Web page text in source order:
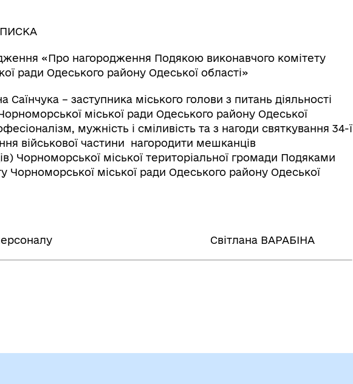
«Про нагородження Подякою виконавчого комітету
ради Одеського району Одеської області»
Саїнчука – заступника міського голови з питань діяльності
міської ради Одеського району Одеської
мужність і сміливість та з нагоди святкування 34-ї
військової частини нагородити мешканців
Чорноморської міської територіальної громади Подяками
Чорноморської міської ради Одеського району Одеської
персоналу Світлана ВАРАБІНА